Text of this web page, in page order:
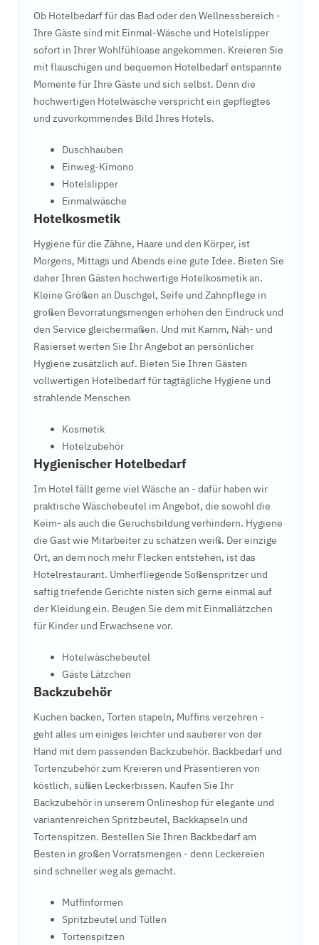
Ob Hotelbedarf für das Bad oder den Wellnessbereich -
Ihre Gäste sind mit Einmal-Wäsche und Hotelslipper
sofort in Ihrer Wohlfühloase angekommen. Kreieren Sie
mit flauschigen und bequemen Hotelbedarf entspannte
Momente für Ihre Gäste und sich selbst. Denn die
hochwertigen Hotelwäsche verspricht ein gepflegtes
und zuvorkommendes Bild Ihres Hotels.
Duschhauben
Einweg-Kimono
Hotelslipper
Einmalwäsche
Hotelkosmetik
Hygiene für die Zähne, Haare und den Körper, ist
Morgens, Mittags und Abends eine gute Idee. Bieten Sie
daher Ihren Gästen hochwertige Hotelkosmetik an.
Kleine Größen an Duschgel, Seife und Zahnpflege in
großen Bevorratungsmengen erhöhen den Eindruck und
den Service gleichermaßen. Und mit Kamm, Näh- und
Rasierset werten Sie Ihr Angebot an persönlicher
Hygiene zusätzlich auf. Bieten Sie Ihren Gästen
vollwertigen Hotelbedarf für tagtägliche Hygiene und
strahlende Menschen
Kosmetik
Hotelzubehör
Hygienischer Hotelbedarf
Im Hotel fällt gerne viel Wäsche an - dafür haben wir
praktische Wäschebeutel im Angebot, die sowohl die
Keim- als auch die Geruchsbildung verhindern. Hygiene
die Gast wie Mitarbeiter zu schätzen weiß. Der einzige
Ort, an dem noch mehr Flecken entstehen, ist das
Hotelrestaurant. Umherfliegende Soßenspritzer und
saftig triefende Gerichte nisten sich gerne einmal auf
der Kleidung ein. Beugen Sie dem mit Einmallätzchen
für Kinder und Erwachsene vor.
Hotelwäschebeutel
Gäste Lätzchen
Backzubehör
Kuchen backen, Torten stapeln, Muffins verzehren -
geht alles um einiges leichter und sauberer von der
Hand mit dem passenden Backzubehör. Backbedarf und
Tortenzubehör zum Kreieren und Präsentieren von
köstlich, süßen Leckerbissen. Kaufen Sie Ihr
Backzubehör in unserem Onlineshop für elegante und
variantenreichen Spritzbeutel, Backkapseln und
Tortenspitzen. Bestellen Sie Ihren Backbedarf am
Besten in großen Vorratsmengen - denn Leckereien
sind schneller weg als gemacht.
Muffinformen
Spritzbeutel und Tüllen
Tortenspitzen